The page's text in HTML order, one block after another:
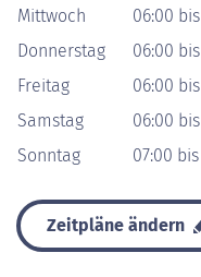
Mittwoch
06:00
Donnerstag
06:00
Freitag
06:00
Samstag
06:00
Sonntag
07:00
Zeitpläne ändern